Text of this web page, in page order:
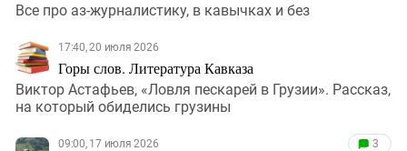
Все про аз-журналистику, в кавычках и без
17:40, 20 июля 2026
Горы слов. Литература Кавказа
Виктор Астафьев, «Ловля пескарей в Грузии». Рассказ,
на который обиделись грузины
09:00, 17 июля 2026 3